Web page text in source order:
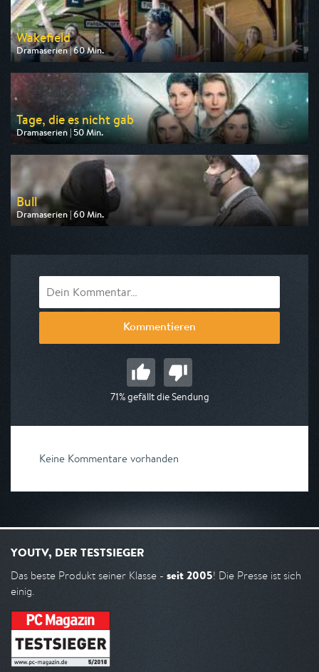
Wakefield
Dramaserien | 60 Min.
Ausgestrahlt von arte
am 10.08.2026, 22:40
Tage, die es nicht gab
Dramaserien | 50 Min.
Ausgestrahlt von MDR
am 08.08.2026, 00:00
Bull
Dramaserien | 60 Min.
Ausgestrahlt von Kabel 1
Kommentieren
71% gefällt die Sendung
Keine Kommentare vorhanden
YOUTV, DER TESTSIEGER
Das beste Produkt seiner Klasse - seit 2005! Die Presse ist sich
einig.